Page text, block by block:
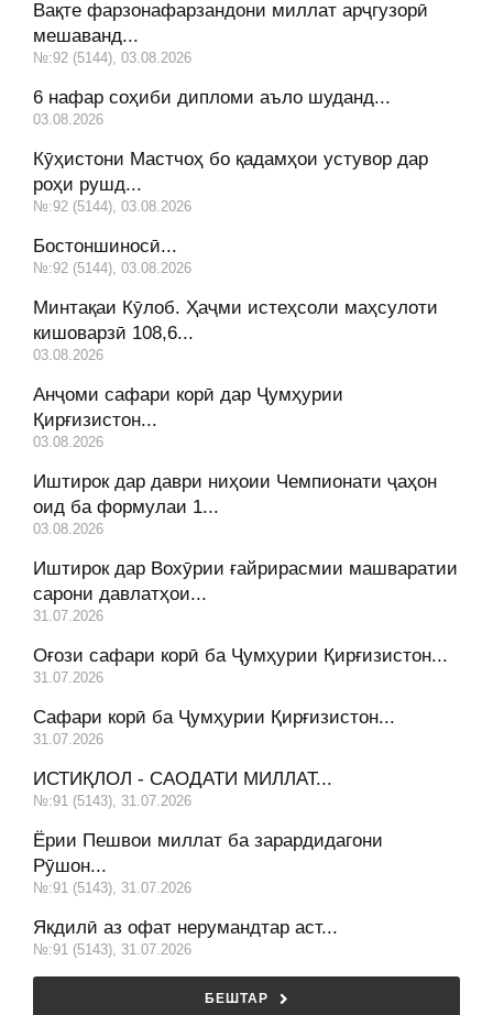
Вақте фарзонафарзандони миллат арҷгузорӣ
мешаванд...
№:92 (5144), 03.08.2026
6 нафар соҳиби дипломи аъло шуданд...
03.08.2026
Кӯҳистони Мастчоҳ бо қадамҳои устувор дар
роҳи рушд...
№:92 (5144), 03.08.2026
Бостоншиносӣ...
№:92 (5144), 03.08.2026
Минтақаи Кӯлоб. Ҳаҷми истеҳсоли маҳсулоти
кишоварзӣ 108,6...
03.08.2026
Анҷоми сафари корӣ дар Ҷумҳурии
Қирғизистон...
03.08.2026
Иштирок дар даври ниҳоии Чемпионати ҷаҳон
оид ба формулаи 1...
03.08.2026
Иштирок дар Вохӯрии ғайрирасмии машваратии
сарони давлатҳои...
31.07.2026
Оғози сафари корӣ ба Ҷумҳурии Қирғизистон...
31.07.2026
Сафари корӣ ба Ҷумҳурии Қирғизистон...
31.07.2026
ИСТИҚЛОЛ - САОДАТИ МИЛЛАТ...
№:91 (5143), 31.07.2026
Ёрии Пешвои миллат ба зарардидагони
Рӯшон...
№:91 (5143), 31.07.2026
Якдилӣ аз офат нерумандтар аст...
№:91 (5143), 31.07.2026
БЕШТАР